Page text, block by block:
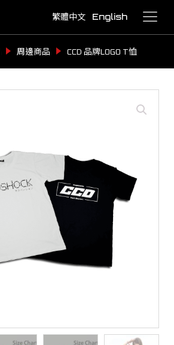
繁體中文 English
周邊商品 CCD 品牌LOGO T恤